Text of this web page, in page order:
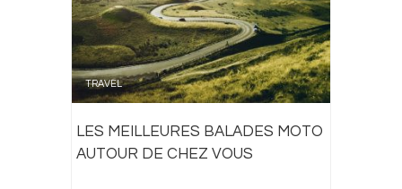
TRAVEL
LES MEILLEURES BALADES MOTO
AUTOUR DE CHEZ VOUS